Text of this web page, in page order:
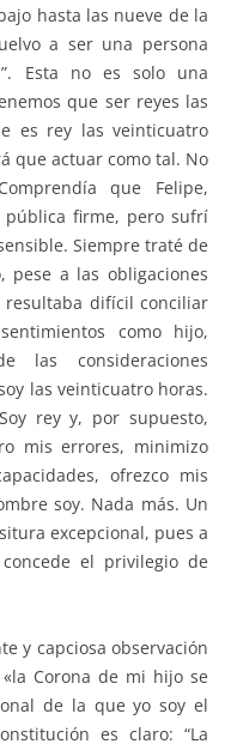
hasta las nueve de la
a ser una persona
Esta no es solo una
que ser reyes las
es rey las veinticuatro
que actuar como tal. No
que Felipe,
firme, pero sufrí
Siempre traté de
pese a las obligaciones
difícil conciliar
como hijo,
las consideraciones
las veinticuatro horas.
rey y, por supuesto,
mis errores, minimizo
ofrezco mis
soy. Nada más. Un
excepcional, pues a
el privilegio de
y capciosa observación
Corona de mi hijo se
de la que yo soy el
es claro: “La